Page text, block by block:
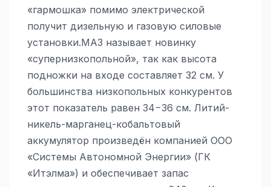
«гармошка» помимо электрической
получит дизельную и газовую силовые
установки.МАЗ называет новинку
«супернизкопольной», так как высота
подножки на входе составляет 32 см. У
большинства низкопольных конкурентов
этот показатель равен 34−36 см. Литий-
никель-марганец-кобальтовый
аккумулятор произведён компанией ООО
«Системы Автономной Энергии» (ГК
«Итэлма») и обеспечивает запас